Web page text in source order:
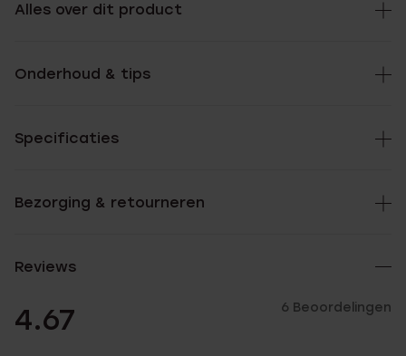
Alles over dit product
Onderhoud & tips
Specificaties
Bezorging & retourneren
Reviews
4.67 6 Beoordelingen